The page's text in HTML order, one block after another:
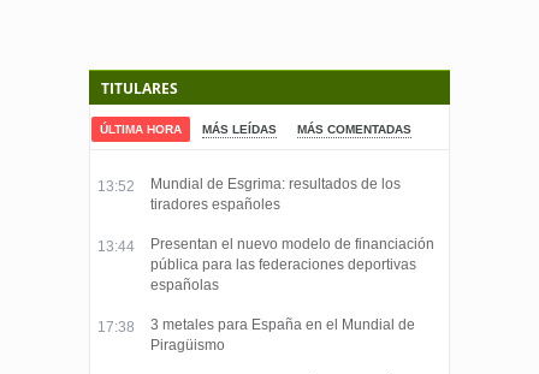
TITULARES
ÚLTIMA HORA MÁS LEÍDAS MÁS COMENTADAS
13:52
Mundial de Esgrima: resultados de los
tiradores españoles
13:44
Presentan el nuevo modelo de financiación
pública para las federaciones deportivas
españolas
17:38
3 metales para España en el Mundial de
Piragüismo